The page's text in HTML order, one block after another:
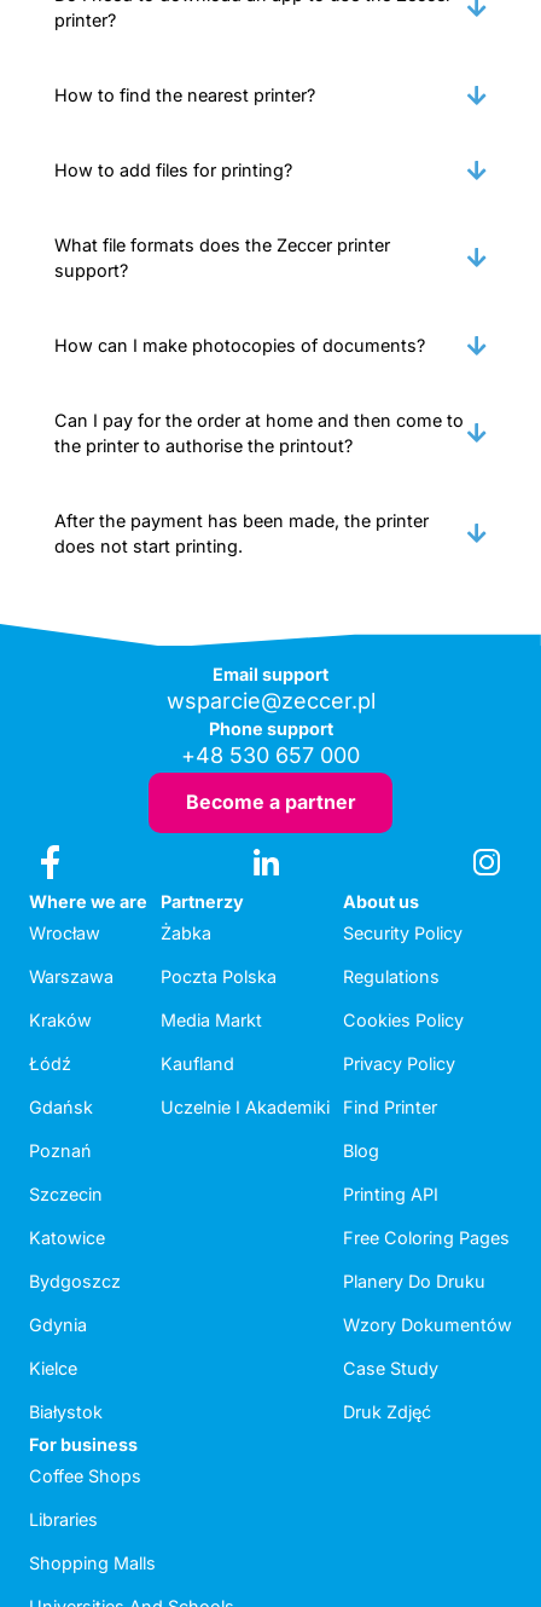
printer?
How to find the nearest printer?
How to add files for printing?
What file formats does the Zeccer printer
support?
How can I make photocopies of documents?
Can I pay for the order at home and then come to
the printer to authorise the printout?
After the payment has been made, the printer
does not start printing.
Email support
wsparcie@zeccer.pl
Phone support
+48 530 657 000
Become a partner
Where we are
Wrocław
Warszawa
Kraków
Łódź
Gdańsk
Poznań
Szczecin
Katowice
Bydgoszcz
Gdynia
Kielce
Białystok
Partnerzy
Żabka
Poczta Polska
Media Markt
Kaufland
Uczelnie I Akademiki
About us
Security Policy
Regulations
Cookies Policy
Privacy Policy
Find Printer
Blog
Printing API
Free Coloring Pages
Planery Do Druku
Wzory Dokumentów
Case Study
Druk Zdjęć
For business
Coffee Shops
Libraries
Shopping Malls